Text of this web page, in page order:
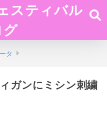
スティバル
グ
タ
ガンにミシン刺繍